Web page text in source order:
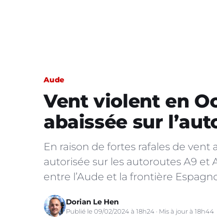
Aude
Vent violent en
abaissée sur
En raison de fortes rafales de
autorisée sur les autoroutes A9 et
entre l’Aude et la frontière
Dorian Le Hen
Publié le 09/02/2024 à 18h24 · Mis à jour à 18h44